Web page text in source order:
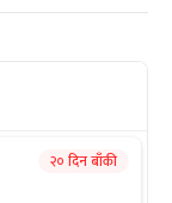
२० दिन बाँकी